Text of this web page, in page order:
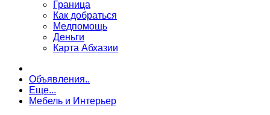
Граница
Как добраться
Медпомощь
Деньги
Карта Абхазии
Объявления..
Еще...
Мебель и Интерьер